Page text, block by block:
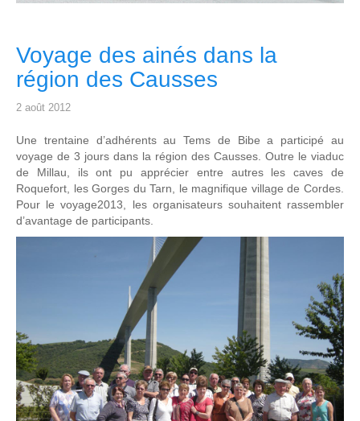
Voyage des ainés dans la
région des Causses
2 août 2012
Une trentaine d’adhérents au Tems de Bibe a participé au
voyage de 3 jours dans la région des Causses. Outre le viaduc
de Millau, ils ont pu apprécier entre autres les caves de
Roquefort, les Gorges du Tarn, le magnifique village de Cordes.
Pour le voyage2013, les organisateurs souhaitent rassembler
d’avantage de participants.